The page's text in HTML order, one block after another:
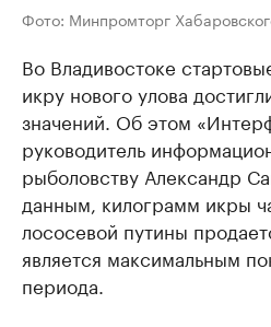
Фото: Минпромторг
Во Владивостоке
икру нового улова
значений. Об этом
руководитель
рыболовству Александр
данным, килограмм икры
лососевой путины
является максимальным
периода.